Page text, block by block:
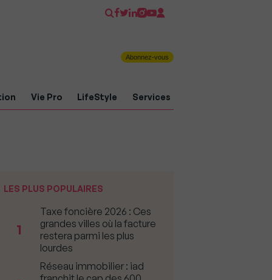
Abonnez-vous
Vie Pro LifeStyle Services
LES PLUS POPULAIRES
1
Taxe foncière 2026 : Ces
grandes villes où la facture
restera parmi les plus
lourdes
Réseau immobilier : iad